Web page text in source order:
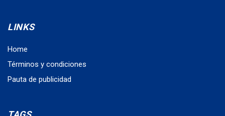
LINKS
Home
Términos y condiciones
Pauta de publicidad